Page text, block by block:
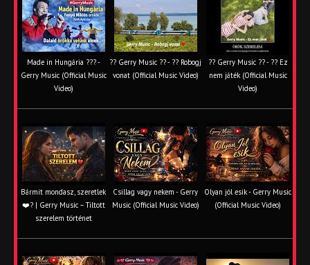
Made in Hungária ??? -
Gerry Music (Official Music
Video)
?? Gerry Music ?? - ?? Robogj
vonat (Official Music Video)
?? Gerry Music ?? - ?? Ez
nem játék (Official Music
Video)
Bármit mondasz, szeretlek
❤️‍? | Gerry Music – Tiltott
szerelem történet
Csillag vagy nekem - Gerry
Music (Official Music Video)
Olyan jól esik - Gerry Music
(Official Music Video)